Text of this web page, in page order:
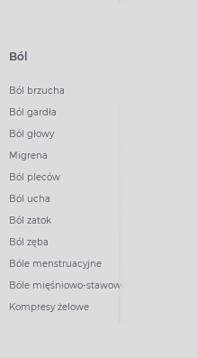
Ból
Ból brzucha
Ból gardła
Ból głowy
Migrena
Ból pleców
Ból ucha
Ból zatok
Ból zęba
Bóle menstruacyjne
Bóle mięśniowo-stawowe
Kompresy żelowe